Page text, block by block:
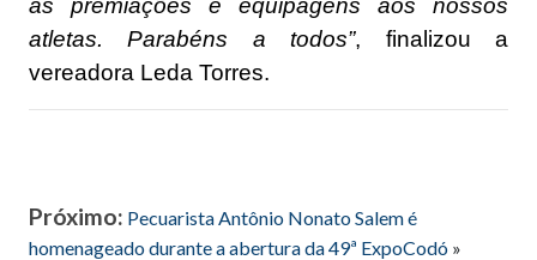
atletas. Parabéns a todos”, finalizou a
vereadora Leda Torres.
Próximo: Pecuarista Antônio Nonato Salem é
homenageado durante a abertura da 49ª ExpoCodó »